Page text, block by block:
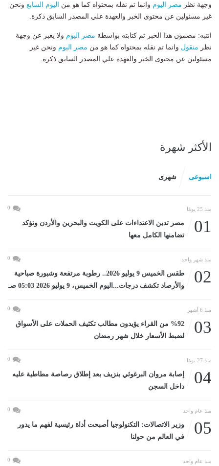
وجهة نظر مصر اليوم وانما تم نقله بمحتواه كما هو من اليوم السابع ونحن
غير مسئولين عن محتوى الخبر والعهدة علي المصدر السابق ذكرة.
انتبه: مضمون هذا الخبر تم كتابته بواسطة مصر اليوم ولا يعبر عن وجهة
نظر منقول وانما تم نقله بمحتواه كما هو من مصر اليوم ونحن غير
مسئولين عن محتوى الخبر والعهدة علي المصدر السابق ذكرة.
الأكثر شهرة
اسبوعى شهرى
منذ 25 يومًا 0
01
مصر تدين الاعتداءات على الكويت والبحرين والأردن وتؤكد
تضامنها الكامل معها
منذ شهر واحد 0
02
طقس الخميس 9 يوليو 2026.. رطوبة مرتفعة وشبورة صباحية
والأرصاد تكشف درجات...اليوم الخميس، 9 يوليو 2026 05:03 صـ
منذ 6 أشهر 0
03
%92 من القراء يؤيدون مطالب تكثيف الحملات على الأسواق
لضبط الأسعار خلال شهر رمضان
منذ 27 يومًا 0
04
إصابة مروان البرغوثي بنزيف بعد إطلاق رصاصة مطاطية عليه
داخل السجن
منذ عام واحد 0
05
وزير الاتصالات: التكنولوجيا أصبحت أداة رئيسية لفهم ما يدور
في العالم من حولنا
منذ عام واحد 0